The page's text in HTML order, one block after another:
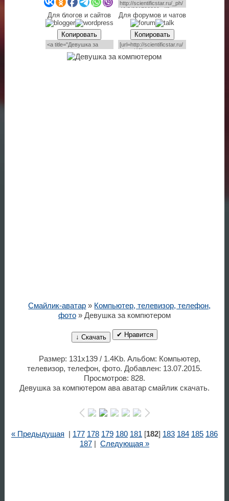
Для блогов и сайтов Для форумов и чатов
Копировать Копировать
Смайлик-аватар » Компьютер, телевизор, телефон,
фото» Девушка за компютером
↓ Скачать ✔ Нравится
Размер: 131x139 / 1.4Kb. Альбом: Компьютер,
телевизор, телефон, фото. Добавлен: 13.07.2015.
Просмотров: 828.
Девушка за компютером ава аватар смайлик скачать.
« Предыдущая 177 178 179 180 181 [182] 183 184 185 186
187| Следующая »